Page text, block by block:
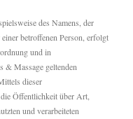
des Namens, der
betroffenen Person, erfolgt
und in
& Massage geltenden
dieser
Öffentlichkeit über Art,
und verarbeiteten